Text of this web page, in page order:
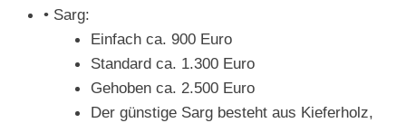
• Sarg:
Einfach ca. 900 Euro
Standard ca. 1.300 Euro
Gehoben ca. 2.500 Euro
Der günstige Sarg besteht aus Kieferholz,